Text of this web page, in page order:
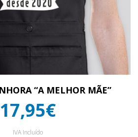
“A MELHOR MÃE”
17,95€
IVA Incluído